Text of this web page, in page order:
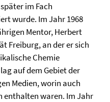
im Fach
wurde. Im Jahr 1968
Mentor, Herbert
Freiburg, an der er sich
Chemie
auf dem Gebiet der
Medien, worin auch
enthalten waren. Im Jahr